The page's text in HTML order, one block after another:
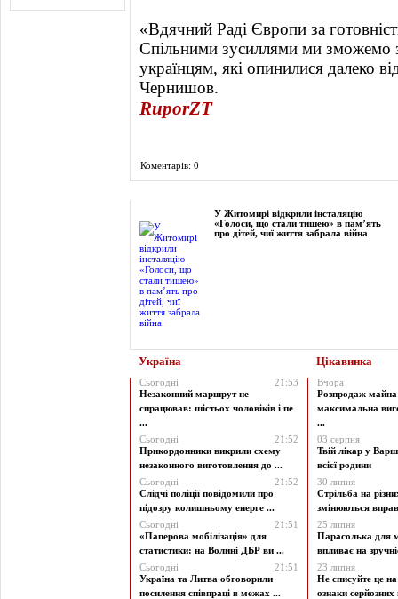
«Вдячний Раді Європи за
Спільними зусиллями ми зможемо
українцям, які опинилися далеко
Чернишов.
RuporZT
Коментарів: 0
У Житомирі відкрили інсталяцію
«Голоси, що стали тишею» в пам’ять
про дітей, чиї життя забрала війна
Україна Цікавинка
Сьогодні
21:53
Незаконний маршрут не
спрацював: шістьох чоловіків і пе
...
Сьогодні
21:52
Прикордонники викрили схему
незаконного виготовлення до ...
Сьогодні
21:52
Слідчі поліції повідомили про
підозру колишньому енерге ...
Сьогодні
21:51
«Паперова мобілізація» для
статистики: на Волині ДБР ви ...
Сьогодні
21:51
Україна та Литва обговорили
посилення співпраці в межах ...
Вчора
Розпродаж майна
максимальна
...
03 серпня
Твій лікар у
всієї родини
30 липня
Стрільба на
змінюються
25 липня
Парасолька для
впливає на
23 липня
Не списуйте це
ознаки